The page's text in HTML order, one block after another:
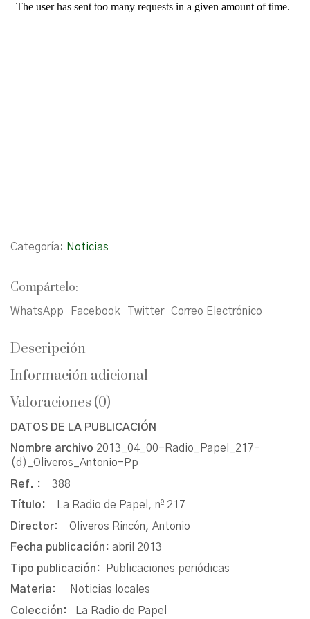
Categoría: Noticias
Compártelo:
WhatsApp Facebook Twitter Correo Electrónico
Descripción
Información adicional
Valoraciones (0)
DATOS DE LA PUBLICACIÓN
Nombre archivo 2013_04_00-Radio_Papel_217-
(d)_Oliveros_Antonio-Pp
Ref. : 388
Título:
La Radio de Papel, nº 217
Director: Oliveros Rincón, Antonio
Fecha publicación: abril 2013
Tipo publicación:
Publicaciones periódicas
Materia:
Noticias locales
Colección:
La Radio de Papel